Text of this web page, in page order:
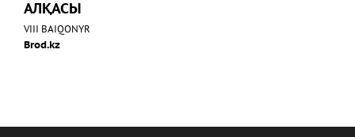
АЛҚАСЫ
VIII BAIQONYR
Brod.kz